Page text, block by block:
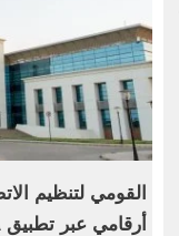
القومي لتنظيم
أرقامي عبر تطبيق My NTRA